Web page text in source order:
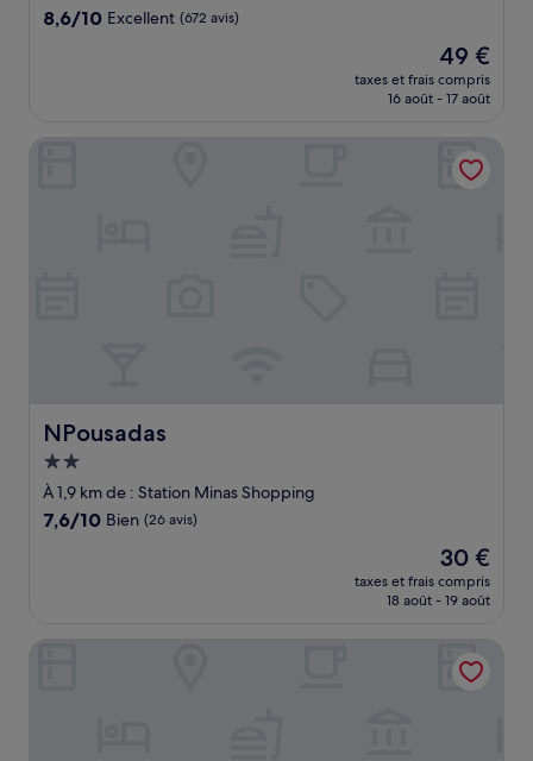
8.6
8,6/10 Excellent (672 avis)
Le
nouveau
prix
de
49 €
49 €
taxes et frais compris
16 août - 17 août
NPousadas
NPousadas
Hébergement
2.0 étoiles
À 1,9 km de : Station Minas Shopping
7.6
7,6/10 Bien (26 avis)
Le
nouveau
prix
de
30 €
30 €
taxes et frais compris
18 août - 19 août